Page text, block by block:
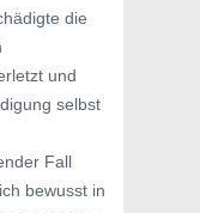
die
und
selbst
Fall
bewusst in